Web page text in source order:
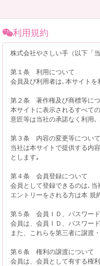
利用規約
株式会社やさしい手（以下「
第１条 利用について
会員及び利用者は､本サイト
第２条 著作権及び商標等に
本サイトに表示されるすべて
意匠等は当社の承諾なく利用､
第３条 内容の変更等について
当社は本サイトで提供する内
とします｡
第４条 会員登録について
会員として登録できるのは､
エントリーをされる方は本 規
第５条 会員ＩＤ、パスワー
会員は、会員ＩＤ、パスワー
また、これらを第三者に譲渡
第６条 権利の譲渡について
会員は、会員として有する権